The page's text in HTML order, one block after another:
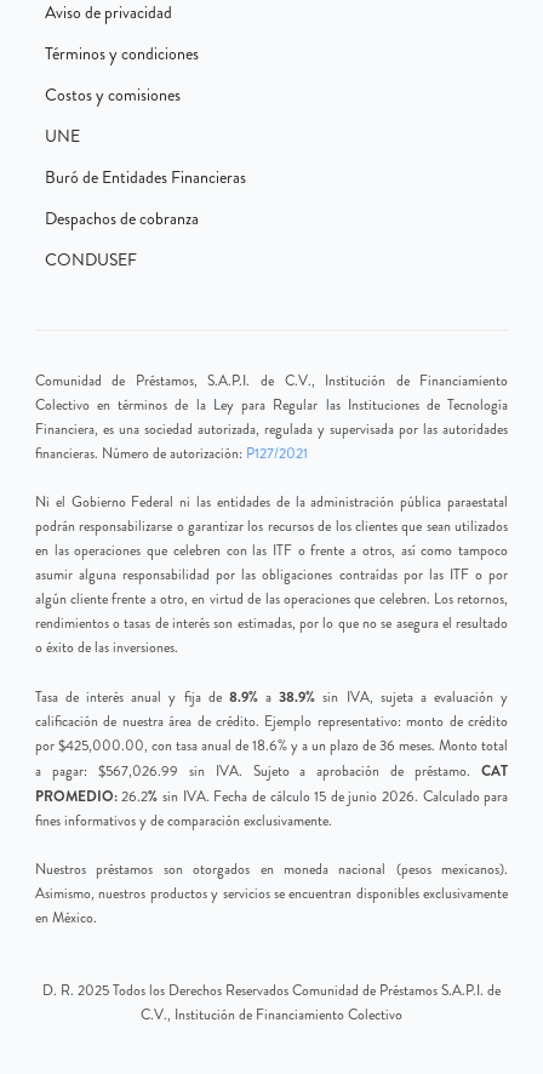
Aviso de privacidad
Términos y condiciones
Costos y comisiones
UNE
Buró de Entidades Financieras
Despachos de cobranza
CONDUSEF
Comunidad de Préstamos, S.A.P.I. de C.V., Institución de Financiamiento
Colectivo en términos de la Ley para Regular las Instituciones de Tecnología
Financiera, es una sociedad autorizada, regulada y supervisada por las autoridades
financieras. Número de autorización: P127/2021
Ni el Gobierno Federal ni las entidades de la administración pública paraestatal
podrán responsabilizarse o garantizar los recursos de los clientes que sean utilizados
en las operaciones que celebren con las ITF o frente a otros, así como tampoco
asumir alguna responsabilidad por las obligaciones contraídas por las ITF o por
algún cliente frente a otro, en virtud de las operaciones que celebren. Los retornos,
rendimientos o tasas de interés son estimadas, por lo que no se asegura el resultado
o éxito de las inversiones.
Tasa de interés anual y fija de 8.9%a38.9% sin IVA, sujeta a evaluación y
calificación de nuestra área de crédito. Ejemplo representativo: monto de crédito
por $425,000.00, con tasa anual de 18.6% y a un plazo de 36 meses. Monto total
a pagar: $567,026.99 sin IVA. Sujeto a aprobación de préstamo.CAT
PROMEDIO:26.2% sin IVA. Fecha de cálculo 15 de junio 2026. Calculado para
fines informativos y de comparación exclusivamente.
Nuestros préstamos son otorgados en moneda nacional (pesos mexicanos).
Asimismo, nuestros productos y servicios se encuentran disponibles exclusivamente
en México.
D. R. 2025 Todos los Derechos Reservados Comunidad de Préstamos S.A.P.I. de
C.V., Institución de Financiamiento Colectivo